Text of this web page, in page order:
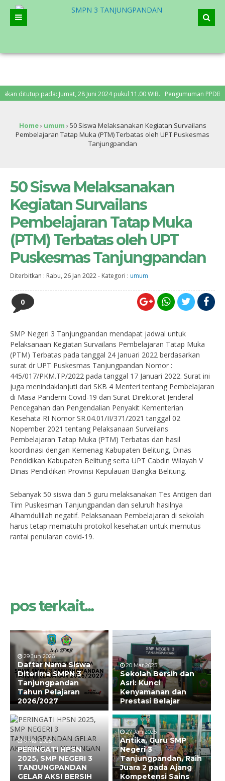
pada: Jumat, 28 Juni 2024 pukul 11.00 WIB. Pengumuman PPDB: Senin,
Home› umum › 50 Siswa Melaksanakan Kegiatan Survailans
Pembelajaran Tatap Muka (PTM) Terbatas oleh UPT Puskesmas
Tanjungpandan
50 Siswa Melaksanakan
Kegiatan Survailans
Pembelajaran Tatap Muka
(PTM) Terbatas oleh UPT
Puskesmas Tanjungpandan
Diterbitkan : Rabu, 26 Jan 2022- Kategori : umum
0
SMP Negeri 3 Tanjungpandan mendapat jadwal untuk
Pelaksanaan Kegiatan Survailans Pembelajaran Tatap Muka
(PTM) Terbatas pada tanggal 24 Januari 2022 berdasarkan
surat dr UPT Puskesmas Tanjungpandan Nomor :
445/017/PKM.TP/2022 pada tanggal 17 Januari 2022. Surat ini
juga menindaklanjuti dari SKB 4 Menteri tentang Pembelajaran
di Masa Pandemi Covid-19 dan Surat Direktorat Jenderal
Pencegahan dan Pengendalian Penyakit Kementerian
Kesehata RI Nomor SR.04.01/II/371/2021 tanggal 02
Nopember 2021 tentang Pelaksanaan Surveilans
Pembelajaran Tatap Muka (PTM) Terbatas dan hasil
koordinasi dengan Kemenag Kabupaten Belitung, Dinas
Pendidikan Kabupaten Belitung serta UPT Cabdin Wilayah V
Dinas Pendidikan Provinsi Kepulauan Bangka Belitung.
Sebanyak 50 siswa dan 5 guru melaksanakan Tes Antigen dari
Tim Puskesman Tanjungpandan dan seluruh hasilnya
Alhamdulillah negatif. Pelaksanaan Pembelajaran di sekolah
harus tetap mematuhi protokol kesehatan untuk memutus
rantai penularan covid-19.
pos terkait...
29 Jun 2026
Daftar Nama Siswa
Diterima SMPN 3
Tanjungpandan
Tahun Pelajaran
2026/2027
20 Mar 2025
Sekolah Bersih dan
Asri: Kunci
Kenyamanan dan
Prestasi Belajar
6 Mar 2025
PERINGATI HPSN
2025, SMP NEGERI 3
TANJUNGPANDAN
GELAR AKSI BERSIH
27 Jan 2025
Antika, Guru SMP
Negeri 3
Tanjungpandan, Raih
Juara 2 pada Ajang
Kompetensi Sains